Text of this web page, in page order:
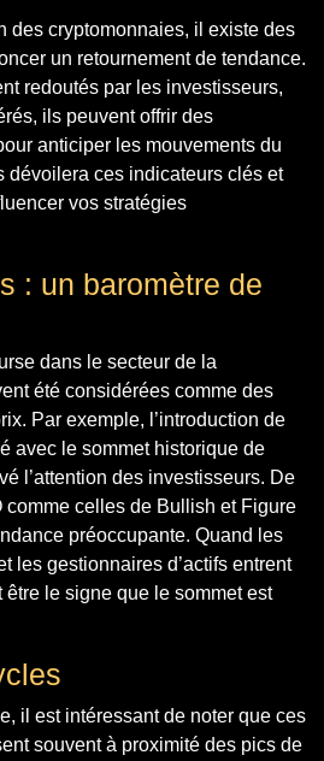
des cryptomonnaies, il existe des
un retournement de tendance.
redoutés par les investisseurs,
ils peuvent offrir des
anticiper les mouvements du
dévoilera ces indicateurs clés et
vos stratégies
: un baromètre de
dans le secteur de la
été considérées comme des
Par exemple, l’introduction de
avec le sommet historique de
l’attention des investisseurs. De
comme celles de Bullish et Figure
préoccupante. Quand les
les gestionnaires d’actifs entrent
le signe que le sommet est
il est intéressant de noter que ces
souvent à proximité des pics de